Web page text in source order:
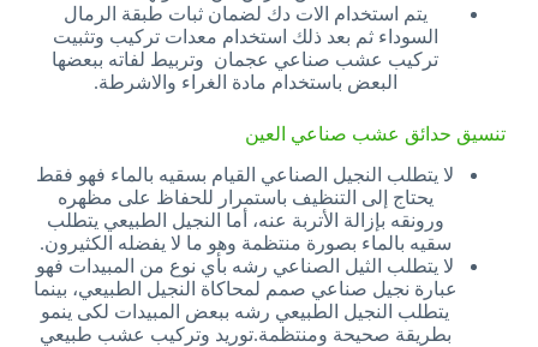
يتم استخدام الات دك لضمان ثبات طبقة الرمال
السوداء ثم بعد ذلك استخدام معدات تركيب وتثبيت
تركيب عشب صناعي عجمان وتربيط لفاته ببعضها
البعض باستخدام مادة الغراء والاشرطة.
تنسيق حدائق عشب صناعي العين
لا يتطلب النجيل الصناعي القيام بسقيه بالماء فهو فقط
يحتاج إلى التنظيف باستمرار للحفاظ على مظهره
ورونقه بإزالة الأتربة عنه، أما النجيل الطبيعي يتطلب
سقيه بالماء بصورة منتظمة وهو ما لا يفضله الكثيرون.
لا يتطلب الثيل الصناعي رشه بأي نوع من المبيدات فهو
عبارة نجيل صناعي صمم لمحاكاة النجيل الطبيعي، بينما
يتطلب النجيل الطبيعي رشه ببعض المبيدات لكى ينمو
بطريقة صحيحة ومنتظمة.توريد وتركيب عشب طبيعي